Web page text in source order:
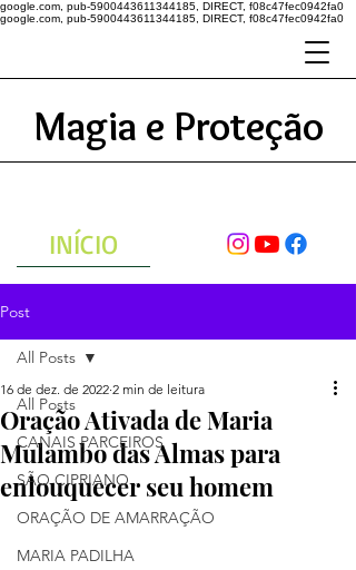
google.com, pub-5900443611344185, DIRECT, f08c47fec0942fa0
google.com, pub-5900443611344185, DIRECT, f08c47fec0942fa0
Magia e Proteção
INÍCIO
Post
All Posts
CANAIS PARCEIROS
SÃO CIPRIANO
ORAÇÃO DE AMARRAÇÃO
MARIA PADILHA
All Posts
Oração Ativada de Maria
Mulambo das Almas para
enlouquecer seu homem
16 de dez. de 2022 2 min de leitura